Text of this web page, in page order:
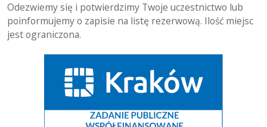
Odezwiemy się i potwierdzimy Twoje uczestnictwo lub
poinformujemy o zapisie na listę rezerwową. Ilość miejsc
jest ograniczona.